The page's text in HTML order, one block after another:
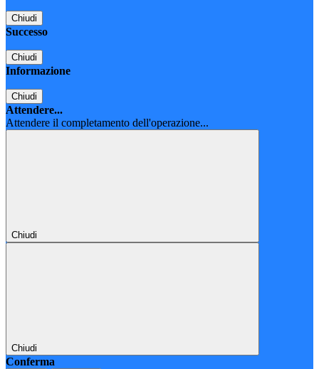
Chiudi
Successo
Chiudi
Informazione
Chiudi
Attendere...
Attendere il completamento dell'operazione...
Chiudi
Chiudi
Conferma